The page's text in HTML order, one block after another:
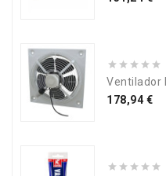
Ventilador
Precio
178,94 €